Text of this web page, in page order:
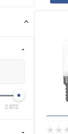
2 672